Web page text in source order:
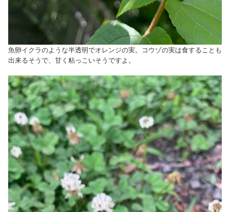
魚卵イクラのような半透明でオレンジの実。コウゾの実は食することも
出来るそうで、甘く粘っこいそうですよ。